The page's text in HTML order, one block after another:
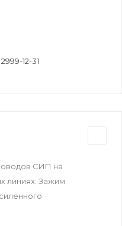
12-31
СИП на
линиях. Зажим